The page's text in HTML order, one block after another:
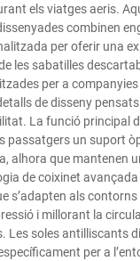
els viatges aeris.
combinen
per oferir una
les sabatilles
per a
de disseny
La funció principal
passatgers un suport
alhora que mantenen
de coixinet
s’adapten als contorns
i millorant la
Les soles antilliscants
per a